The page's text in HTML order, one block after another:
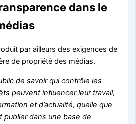
dans le
par ailleurs des exigences de
de propriété des médias.
de savoir qui contrôle les
peuvent influencer leur travail,
et d’actualité, quelle que
publier dans une base de